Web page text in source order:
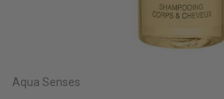
Aqua Senses